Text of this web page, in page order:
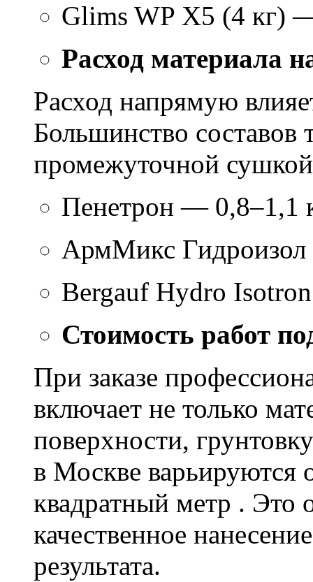
Glims WP X5 (4 кг)
Расход материала
Расход напрямую
Большинство составов
промежуточной
Пенетрон — 0,8–1,1
АрмМикс
Bergauf Hydro
Стоимость работ
При заказе
включает не только
поверхности,
в Москве варьируются
квадратный метр . Это
качественное
результата.